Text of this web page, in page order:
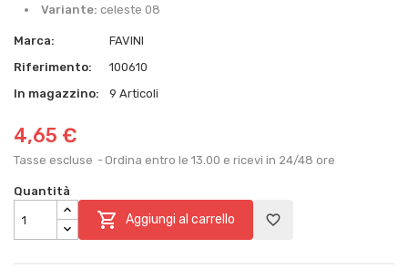
Variante: celeste 08
Marca:
FAVINI
Riferimento:
100610
In magazzino:
9 Articoli
4,65 €
Tasse escluse Ordina entro le 13.00 e ricevi in 24/48 ore
Quantità
 Aggiungi al carrello favorite_border